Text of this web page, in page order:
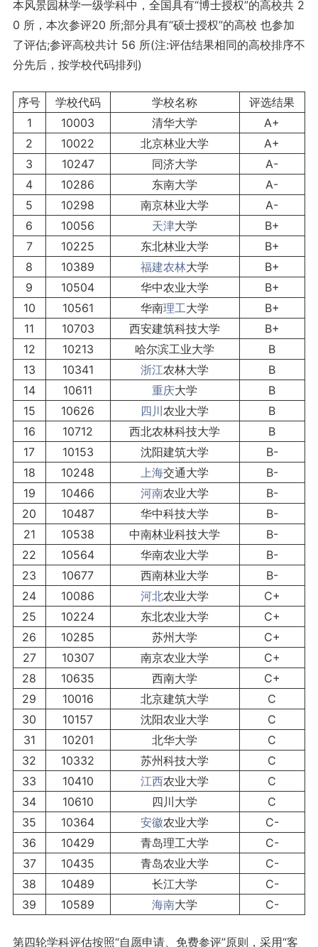
本风景园林学一级学科中，全国具有“博士授权”的高校共 2
0 所，本次参评20 所;部分具有“硕士授权”的高校 也参加
了评估;参评高校共计 56 所(注:评估结果相同的高校排序不
分先后，按学校代码排列)
序号 学校代码 学校名称
评选结果
1
10003 清华大学
A+
2
10022 北京林业大学
A+
3
10247 同济大学
A-
4
10286 东南大学
A-
5
10298 南京林业大学
A-
6
10056 天津大学
B+
7
10225 东北林业大学
B+
8
10389 福建农林大学
B+
9
10504 华中农业大学
B+
10
10561 华南理工大学
B+
11
10703 西安建筑科技大学
B+
12
10213 哈尔滨工业大学
B
13
10341 浙江农林大学
B
14
10611 重庆大学
B
15
10626 四川农业大学
B
16
10712 西北农林科技大学
B
17
10153 沈阳建筑大学
B-
18
10248 上海交通大学
B-
19
10466 河南农业大学
B-
20
10487 华中科技大学
B-
21
10538 中南林业科技大学
B-
22
10564 华南农业大学
B-
23
10677 西南林业大学
B-
24
10086 河北农业大学
C+
25
10224 东北农业大学
C+
26
10285 苏州大学
C+
27
10307 南京农业大学
C+
28
10635 西南大学
C+
29
10016 北京建筑大学
C
30
10157 沈阳农业大学
C
31
10201 北华大学
C
32
10332 苏州科技大学
C
33
10410 江西农业大学
C
34
10610 四川大学
C
35
10364 安徽农业大学
C-
36
10429 青岛理工大学
C-
37
10435 青岛农业大学
C-
38
10489 长江大学
C-
39
10589 海南大学 C-
第四轮学科评估按照“自愿申请、免费参评”原则，采用“客